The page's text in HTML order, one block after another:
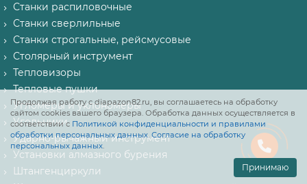
Продолжая работу с diapazon82.ru, вы соглашаетесь на обработку
сайтом cookies вашего браузера. Обработка данных осуществляется в
соответствии с Политикой конфиденциальности и правилами
обработки персональных данных. Согласие на обработку
персональных данных.
Принимаю
Станки распиловочные
Станки сверлильные
Станки строгальные, рейсмусовые
Столярный инструмент
Тепловизоры
Тепловые пушки
Угломеры и уклономеры
Угольники
Ударно-рычажный инструмент
Установки алмазного бурения
Штангенциркули